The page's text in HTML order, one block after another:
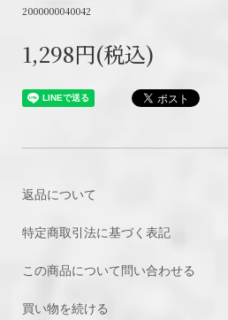
2000000040042
1,298円(税込)
返品について
特定商取引法に基づく表記
この商品について問い合わせる
買い物を続ける